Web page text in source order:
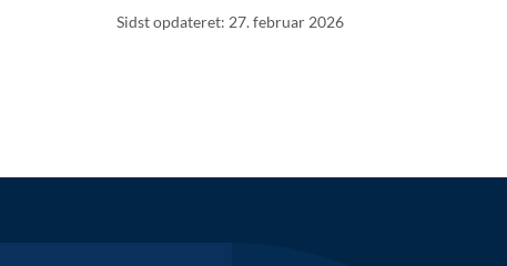
Sidst opdateret: 27. februar 2026